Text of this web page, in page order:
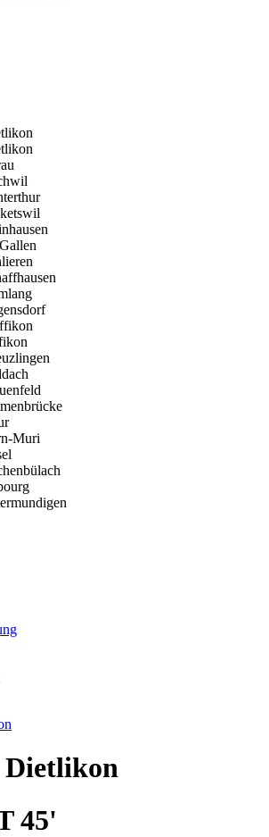
Muri
45'